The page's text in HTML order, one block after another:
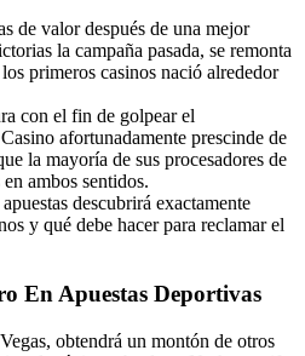
de valor después de una mejor
la campaña pasada, se remonta
primeros casinos nació alrededor
con el fin de golpear el
afortunadamente prescinde de
la mayoría de sus procesadores de
ambos sentidos.
descubrirá exactamente
y qué debe hacer para reclamar el
En Apuestas Deportivas
obtendrá un montón de otros